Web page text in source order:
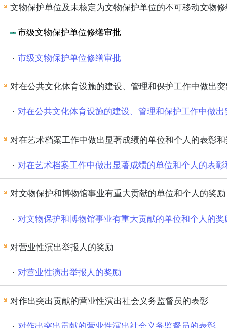
文物保护单位及未核定为文物保护单位的不可移动文物
市级文物保护单位修缮审批
市级文物保护单位修缮审批
对在公共文化体育设施的建设、管理和保护工作中做出
对在公共文化体育设施的建设、管理和保护工作中做
对在艺术档案工作中做出显著成绩的单位和个人的表彰
对在艺术档案工作中做出显著成绩的单位和个人的表彰
对文物保护和博物馆事业有重大贡献的单位和个人的奖励
对文物保护和博物馆事业有重大贡献的单位和个人的奖
对营业性演出举报人的奖励
对营业性演出举报人的奖励
对作出突出贡献的营业性演出社会义务监督员的表彰